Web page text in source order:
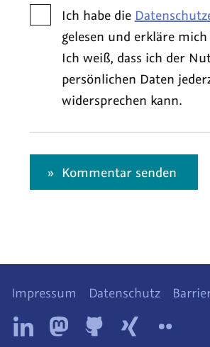
Ich habe die
gelesen und erkläre
Ich weiß, dass ich der
persönlichen Daten
widersprechen kann.
Kommentar senden
Impressum Datenschutz
Diese
Website
TollwerkTollwerkTollwerkTollwerkTollwerk